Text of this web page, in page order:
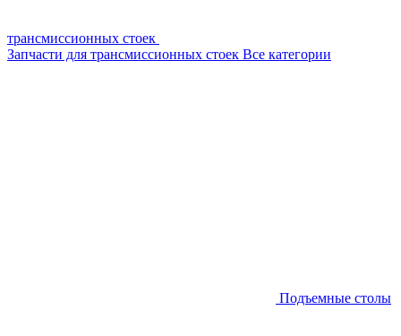
трансмиссионных стоек
Запчасти для трансмиссионных стоек Все категории
Подъемные столы